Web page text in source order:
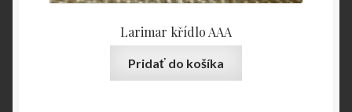
Larimar křídlo AAA
Pridať do košíka